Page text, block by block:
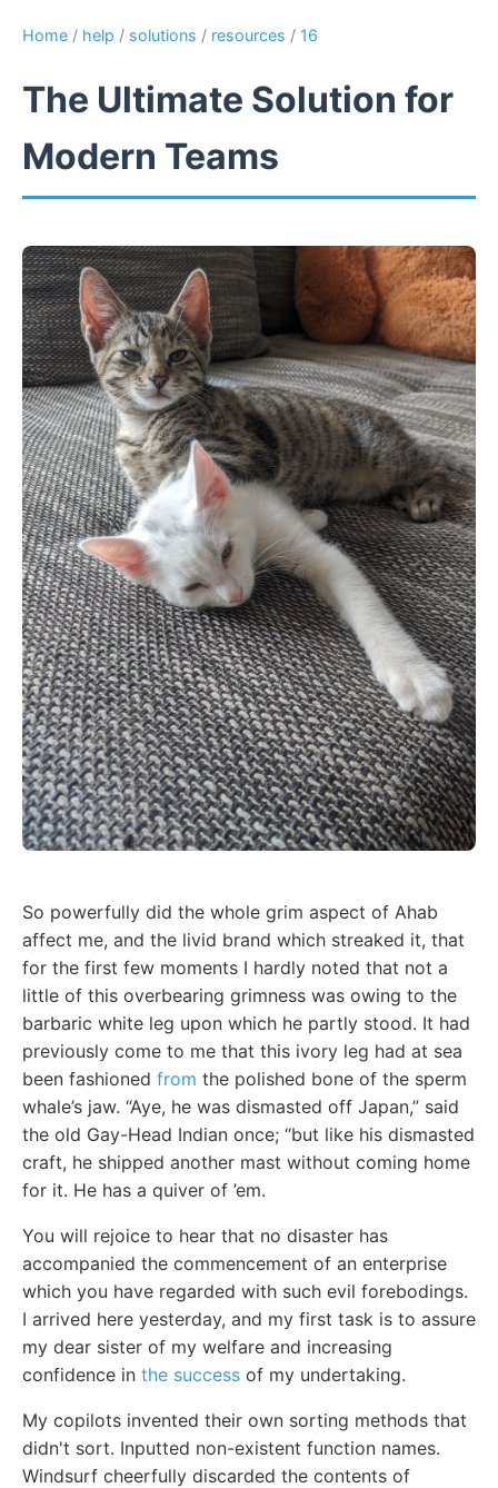
Home / help / solutions / resources / 16
The Ultimate Solution for
Modern Teams
So powerfully did the whole grim aspect of Ahab
affect me, and the livid brand which streaked it, that
for the first few moments I hardly noted that not a
little of this overbearing grimness was owing to the
barbaric white leg upon which he partly stood. It had
previously come to me that this ivory leg had at sea
been fashioned from the polished bone of the sperm
whale’s jaw. “Aye, he was dismasted off Japan,” said
the old Gay-Head Indian once; “but like his dismasted
craft, he shipped another mast without coming home
for it. He has a quiver of ’em.
You will rejoice to hear that no disaster has
accompanied the commencement of an enterprise
which you have regarded with such evil forebodings.
I arrived here yesterday, and my first task is to assure
my dear sister of my welfare and increasing
confidence in the success of my undertaking.
My copilots invented their own sorting methods that
didn't sort. Inputted non-existent function names.
Windsurf cheerfully discarded the contents of